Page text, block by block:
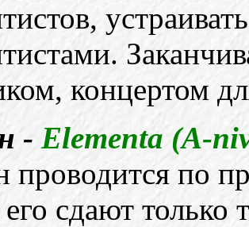
концертом
- Elementa (A-
проводится по
сдают только